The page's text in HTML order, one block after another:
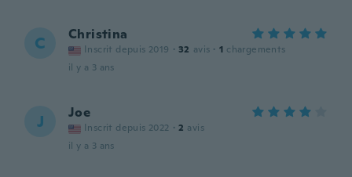
C Christina
Inscrit depuis 2019 · 32 avis · 1 chargements
il y a 3 ans
J Joe
Inscrit depuis 2022 · 2 avis
il y a 3 ans